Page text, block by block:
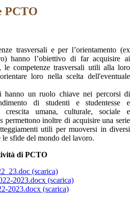
PCTO
trasversali e per l’orientamento (ex
hanno l’obiettivo di far acquisire ai
competenze trasversali utili alla loro
loro nella scelta dell'eventuale
hanno un ruolo chiave nei percorsi di
di studenti e studentesse e
umana, culturale, sociale e
permettono inoltre di acquisire una serie
utili per muoversi in diversi
sfide del mondo del lavoro.
di PCTO
(scarica)
2023.docx (scarica)
2023.docx (scarica)